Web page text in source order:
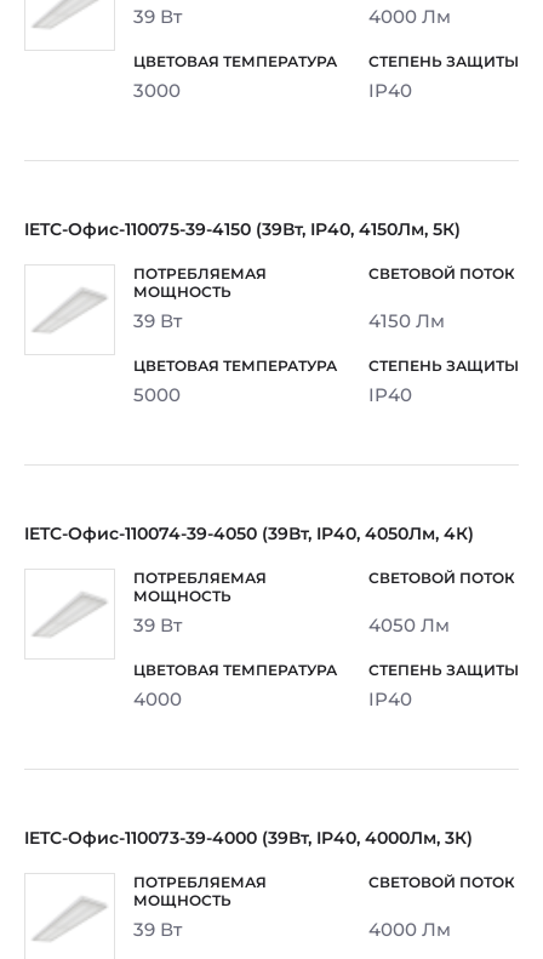
39 Вт 4000 Лм
3000 IP40
IETC-Офис-110075-39-4150 (39Вт, IP40, 4150Лм, 5К)
39 Вт 4150 Лм
5000 IP40
IETC-Офис-110074-39-4050 (39Вт, IP40, 4050Лм, 4К)
39 Вт 4050 Лм
4000 IP40
IETC-Офис-110073-39-4000 (39Вт, IP40, 4000Лм, 3К)
39 Вт 4000 Лм